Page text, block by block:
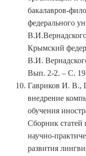
бакалавров-
федерального
Крымский
В.И.
Вып. 2-2. – С.
Гавриков И. В.,
внедрение
обучения
Сборник
научно-
развития